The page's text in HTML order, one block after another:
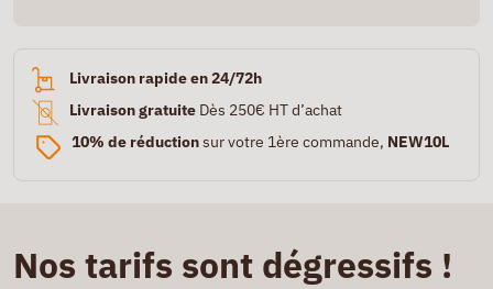
Livraison rapide en 24/72h
Livraison gratuite Dès 250€ HT d’achat
10% de réductionsur votre 1ère commande, NEW10L
Nos tarifs sont dégressifs !